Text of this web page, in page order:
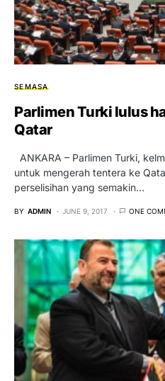
SEMASA
Parlimen Turki lulus
Qatar
ANKARA – Parlimen Turki,
untuk mengerah tentera ke
perselisihan yang semakin…
BY ADMIN JUNE 9, 2017 ONE